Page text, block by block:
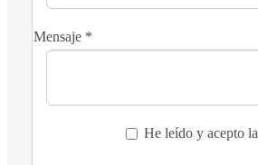
Mensaje *
He leído y acepto la